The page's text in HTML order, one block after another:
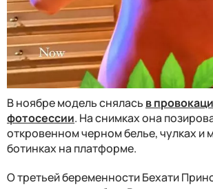
В ноябре модель снялась в
фотосессии. На снимках она
откровенном черном белье, чулках и
ботинках на платформе.
О третьей беременности Бехати